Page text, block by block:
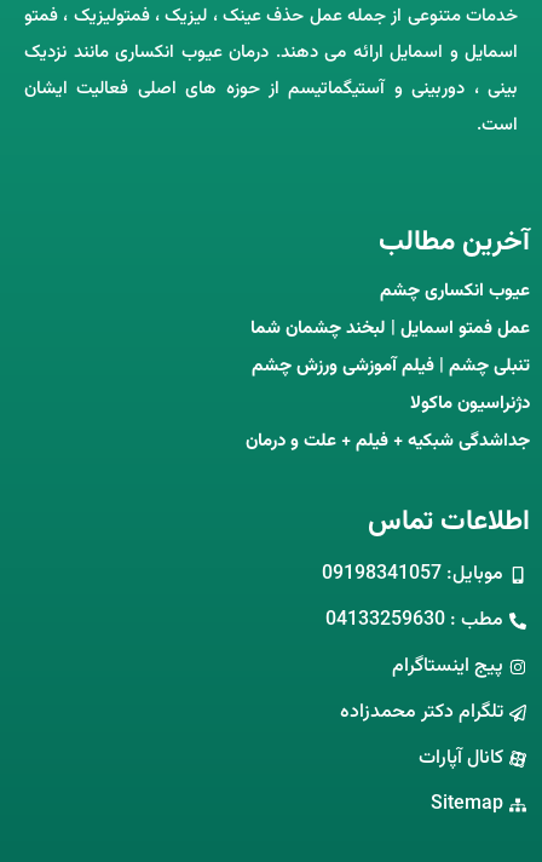
خدمات متنوعی از جمله عمل حذف عینک ، لیزیک ، فمتولیزیک ، فمتو
اسمایل و اسمایل ارائه می ‌دهند. درمان عیوب انکساری مانند نزدیک
‌بینی ، دوربینی و آستیگماتیسم از حوزه‌ های اصلی فعالیت ایشان
است.
آخرین مطالب
عیوب انکساری چشم
عمل فمتو اسمایل | لبخند چشمان شما
تنبلی چشم | فیلم آموزشی ورزش چشم
دژنراسیون ماکولا
جداشدگی شبکیه + فیلم + علت و درمان
اطلاعات تماس
موبایل: 09198341057
مطب : 04133259630
پیج اینستاگرام
تلگرام دکتر محمدزاده
کانال آپارات
Sitemap